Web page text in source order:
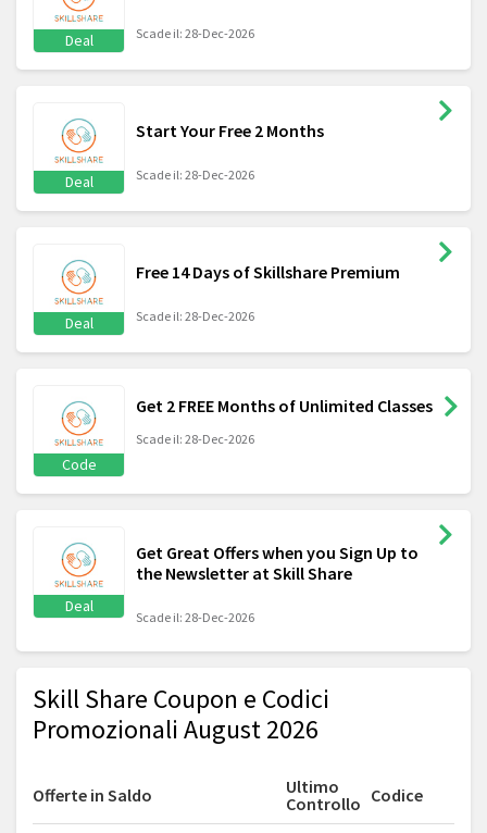
Deal Scade il: 28-Dec-2026
Deal
Start Your Free 2 Months
Scade il: 28-Dec-2026
Deal
Free 14 Days of Skillshare Premium
Scade il: 28-Dec-2026
Code
Get 2 FREE Months of Unlimited Classes
Scade il: 28-Dec-2026
Deal
Get Great Offers when you Sign Up to
the Newsletter at Skill Share
Scade il: 28-Dec-2026
Skill Share Coupon e Codici
Promozionali August 2026
Offerte in Saldo
Ultimo
Controllo Codice